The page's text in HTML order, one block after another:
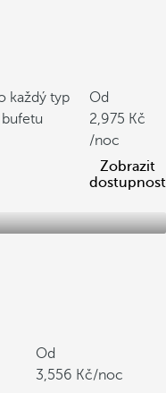
každý typ
Od
2,975
/noc
Zobrazit
dostupnost
Od
3,556
/noc